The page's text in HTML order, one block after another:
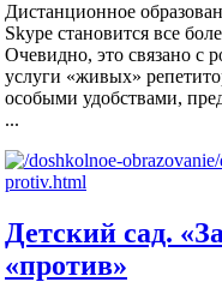
Дистанционное
Skype становится все
Очевидно, это связано с
услуги «живых»
особыми удобствами,
...
Детский сад.
«против»